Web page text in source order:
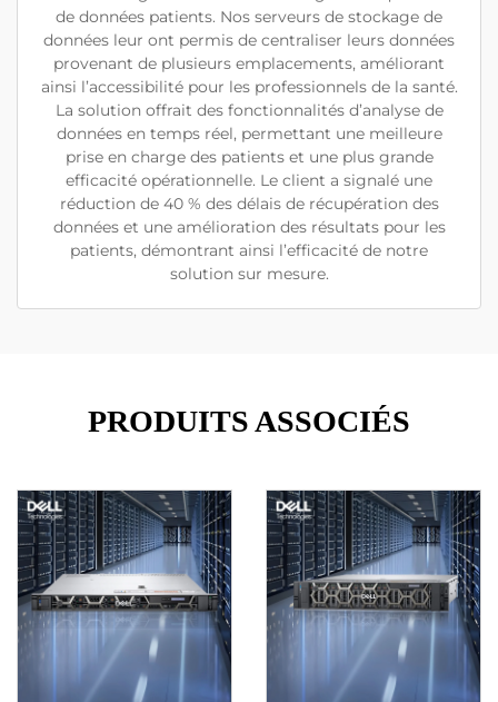
de données patients. Nos serveurs de stockage de
données leur ont permis de centraliser leurs données
provenant de plusieurs emplacements, améliorant
ainsi l’accessibilité pour les professionnels de la santé.
La solution offrait des fonctionnalités d’analyse de
données en temps réel, permettant une meilleure
prise en charge des patients et une plus grande
efficacité opérationnelle. Le client a signalé une
réduction de 40 % des délais de récupération des
données et une amélioration des résultats pour les
patients, démontrant ainsi l’efficacité de notre
solution sur mesure.
PRODUITS ASSOCIÉS